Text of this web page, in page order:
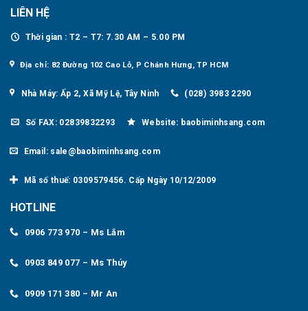
LIÊN HỆ
Thời gian : T2 – T7: 7.30 AM – 5.00 PM
Địa chỉ: 82 Đường 102 Cao Lỗ, P Chánh Hưng, TP HCM
Nhà Máy: Ấp 2, Xã Mỹ Lệ, Tây Ninh (028) 3983 2290
Số FAX: 02839832293 Website: baobiminhsang.com
Email: sale@baobiminhsang.com
Mã số thuế: 0309579456. Cấp Ngày 10/12/2009
HOTLINE
0906 773 970 – Ms Lắm
0903 849 077 – Ms Thúy
0909 171 380 – Mr An